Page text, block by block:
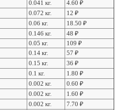
0.041 кг. 4.60 ₽
0.072 кг. 12 ₽
0.06 кг. 18.50 ₽
0.146 кг. 48 ₽
0.05 кг. 109 ₽
0.14 кг. 57 ₽
0.15 кг. 36 ₽
0.1 кг. 1.80 ₽
0.002 кг. 0.60 ₽
0.002 кг. 1.60 ₽
0.002 кг. 7.70 ₽